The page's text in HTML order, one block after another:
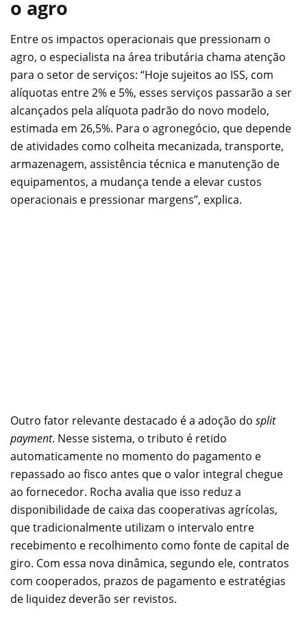
o agro
Entre os impactos operacionais que pressionam o
agro, o especialista na área tributária chama atenção
para o setor de serviços: “Hoje sujeitos ao ISS, com
alíquotas entre 2% e 5%, esses serviços passarão a ser
alcançados pela alíquota padrão do novo modelo,
estimada em 26,5%. Para o agronegócio, que depende
de atividades como colheita mecanizada, transporte,
armazenagem, assistência técnica e manutenção de
equipamentos, a mudança tende a elevar custos
operacionais e pressionar margens”, explica.
Outro fator relevante destacado é a adoção do split
payment. Nesse sistema, o tributo é retido
automaticamente no momento do pagamento e
repassado ao fisco antes que o valor integral chegue
ao fornecedor. Rocha avalia que isso reduz a
disponibilidade de caixa das cooperativas agrícolas,
que tradicionalmente utilizam o intervalo entre
recebimento e recolhimento como fonte de capital de
giro. Com essa nova dinâmica, segundo ele, contratos
com cooperados, prazos de pagamento e estratégias
de liquidez deverão ser revistos.